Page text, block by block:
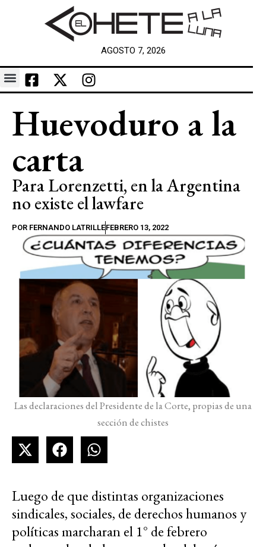
AGOSTO 7, 2026
Huevoduro a la
carta
Para Lorenzetti, en la Argentina
no existe el lawfare
POR FERNANDO LATRILLEFEBRERO 13, 2022
Las declaraciones del Presidente de la Corte, propias de una
sección de chistes
Luego de que distintas organizaciones
sindicales, sociales, de derechos humanos y
políticas marcharan el 1° de febrero